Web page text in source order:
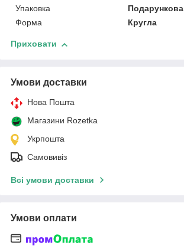
Упаковка
Подарункова
Форма
Кругла
Приховати
Умови доставки
Нова Пошта
Магазини Rozetka
Укрпошта
Самовивіз
Всі умови доставки
Умови оплати